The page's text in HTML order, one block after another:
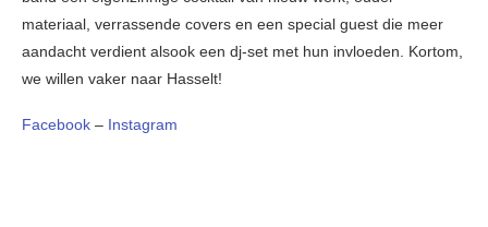
materiaal, verrassende covers en een special guest die meer
aandacht verdient alsook een dj-set met hun invloeden. Kortom,
we willen vaker naar Hasselt!
Facebook – Instagram